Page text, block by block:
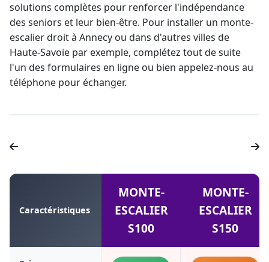
solutions complètes pour renforcer l'indépendance
des seniors et leur bien-être. Pour installer un monte-
escalier droit à Annecy ou dans d'autres villes de
Haute-Savoie par exemple, complétez tout de suite
l'un des formulaires en ligne ou bien appelez-nous au
téléphone pour échanger.
Caractéristiques
MONTE-
ESCALIER
S100
MONTE-
ESCALIER
S150